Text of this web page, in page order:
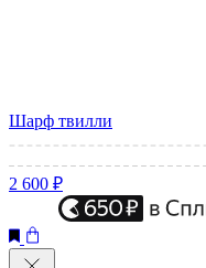
Шарф твилли
2 600 ₽